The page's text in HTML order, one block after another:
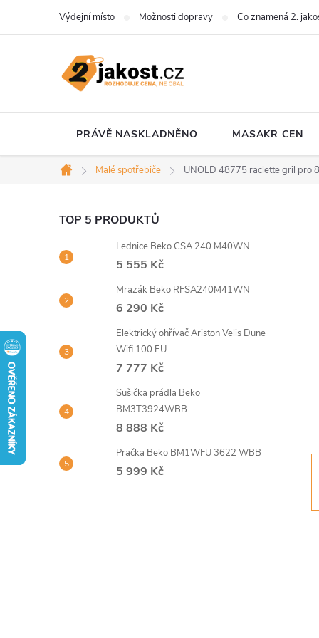
Výdejní místo Možnosti dopravy Co znamená 2.
PRÁVĚ NASKLADNĚNO MASAKR CEN
Domů
Malé spotřebiče UNOLD 48775 raclette gril pro
P
o
s
t
r
a
n
TOP 5 PRODUKTŮ
Lednice Beko CSA 240 M40WN
5 555 Kč
Mrazák Beko RFSA240M41WN
6 290 Kč
Elektrický ohřívač Ariston Velis Dune
Wifi 100 EU
7 777 Kč
Sušička prádla Beko
BM3T3924WBB
8 888 Kč
Pračka Beko BM1WFU 3622 WBB
5 999 Kč